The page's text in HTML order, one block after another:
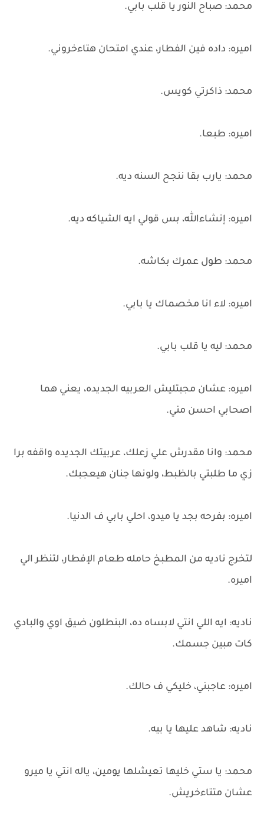
محمد: صباح النور يا قلب بابي.
اميره: داده فين الفطار، عندي امتحان هتاءخروني.
محمد: ذاكرتي كويس.
اميره: طبعا.
محمد: يارب بقا ننجح السنه ديه.
اميره: إنشاءالله، بس قولي ايه الشياكه ديه.
محمد: طول عمرك بكاشه.
اميره: لاء انا مخصماك يا بابي.
محمد: ليه يا قلب بابي.
اميره: عشان مجبتليش العربيه الجديده، يعني هما
اصحابي احسن مني.
محمد: وانا مقدرش علي زعلك، عربيتك الجديده واقفه برا
زي ما طلبتي بالظبط، ولونها جنان هيعجبك.
اميره: بفرحه بجد يا ميدو، احلي بابي ف الدنيا.
لتخرج ناديه من المطبخ حامله طعام الإفطار، لتنظر الي
اميره.
ناديه: ايه اللي انتي لابساه ده، البنطلون ضيق اوي والبادي
كات مبين جسمك.
اميره: عاجبني، خليكي ف حالك.
ناديه: شاهد عليها يا بيه.
محمد: يا ستي خليها تعيشلها يومين، ياله انتي يا ميرو
عشان متتاءخريش.